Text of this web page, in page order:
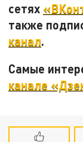
сетях
также
канал.
Самые
канале